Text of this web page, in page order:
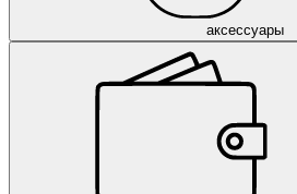
аксессуары